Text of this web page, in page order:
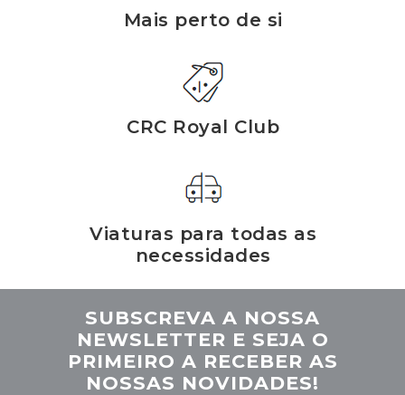
Mais perto de si
CRC Royal Club
Viaturas para todas as
necessidades
SUBSCREVA A NOSSA
NEWSLETTER E SEJA O
PRIMEIRO A RECEBER AS
NOSSAS NOVIDADES!